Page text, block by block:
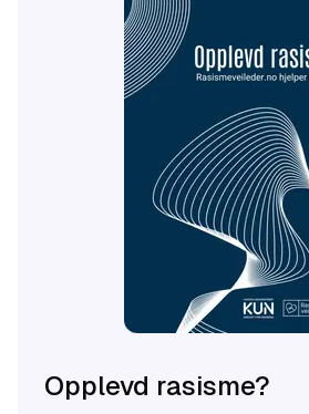
Opplevd rasisme?